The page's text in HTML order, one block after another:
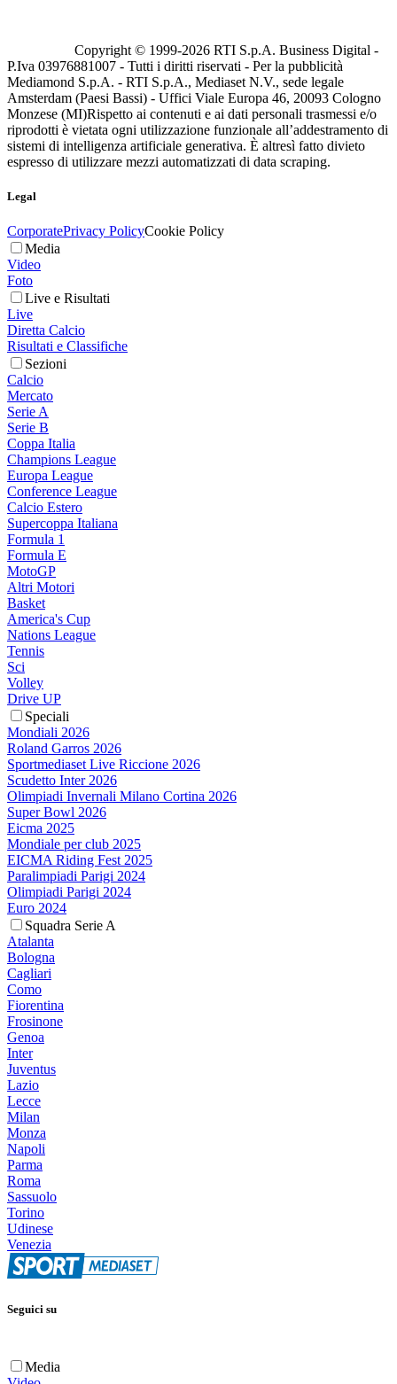
Copyright © 1999-2026 RTI S.p.A. Business Digital -
P.Iva 03976881007 - Tutti i diritti riservati - Per la pubblicità
Mediamond S.p.A. - RTI S.p.A., Mediaset N.V., sede legale
Amsterdam (Paesi Bassi) - Uffici Viale Europa 46, 20093 Cologno
Monzese (MI)Rispetto ai contenuti e ai dati personali trasmessi e/o
riprodotti è vietata ogni utilizzazione funzionale all’addestramento di
sistemi di intelligenza artificiale generativa. È altresì fatto divieto
espresso di utilizzare mezzi automatizzati di data scraping.
Legal
CorporatePrivacy PolicyCookie Policy
Media
Video
Foto
Live e Risultati
Live
Diretta Calcio
Risultati e Classifiche
Sezioni
Calcio
Mercato
Serie A
Serie B
Coppa Italia
Champions League
Europa League
Conference League
Calcio Estero
Supercoppa Italiana
Formula 1
Formula E
MotoGP
Altri Motori
Basket
America's Cup
Nations League
Tennis
Sci
Volley
Drive UP
Speciali
Mondiali 2026
Roland Garros 2026
Sportmediaset Live Riccione 2026
Scudetto Inter 2026
Olimpiadi Invernali Milano Cortina 2026
Super Bowl 2026
Eicma 2025
Mondiale per club 2025
EICMA Riding Fest 2025
Paralimpiadi Parigi 2024
Olimpiadi Parigi 2024
Euro 2024
Squadra Serie A
Atalanta
Bologna
Cagliari
Como
Fiorentina
Frosinone
Genoa
Inter
Juventus
Lazio
Lecce
Milan
Monza
Napoli
Parma
Roma
Sassuolo
Torino
Udinese
Venezia
Seguici su
Media